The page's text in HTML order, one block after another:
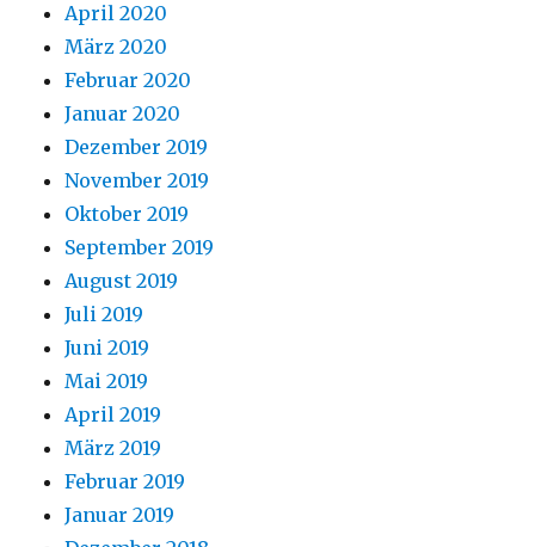
April 2020
März 2020
Februar 2020
Januar 2020
Dezember 2019
November 2019
Oktober 2019
September 2019
August 2019
Juli 2019
Juni 2019
Mai 2019
April 2019
März 2019
Februar 2019
Januar 2019